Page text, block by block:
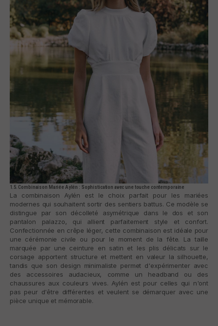
1.5. Combinaison Mariée Aylén : Sophistication avec une touche contemporaine
La combinaison Aylén est le choix parfait pour les mariées
modernes qui souhaitent sortir des sentiers battus. Ce modèle se
distingue par son décolleté asymétrique dans le dos et son
pantalon palazzo, qui allient parfaitement style et confort.
Confectionnée en crêpe léger, cette combinaison est idéale pour
une cérémonie civile ou pour le moment de la fête. La taille
marquée par une ceinture en satin et les plis délicats sur le
corsage apportent structure et mettent en valeur la silhouette,
tandis que son design minimaliste permet d'expérimenter avec
des accessoires audacieux, comme un headband ou des
chaussures aux couleurs vives. Aylén est pour celles qui n'ont
pas peur d'être différentes et veulent se démarquer avec une
pièce unique et mémorable.